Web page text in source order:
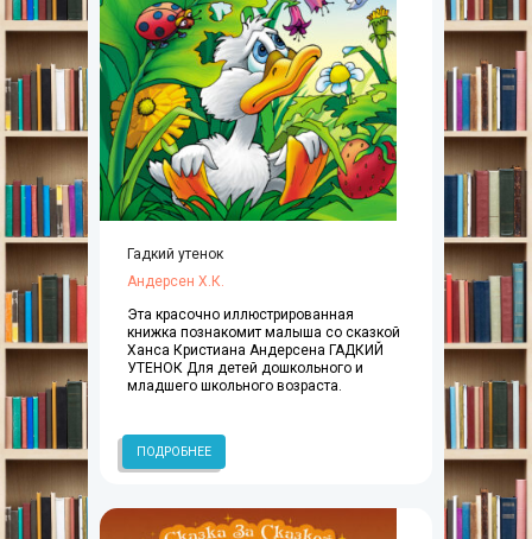
Гадкий утенок
Андерсен Х.К.
Эта красочно иллюстрированная
книжка познакомит малыша со сказкой
Ханса Кристиана Андерсена ГАДКИЙ
УТЕНОК Для детей дошкольного и
младшего школьного возраста.
ПОДРОБНЕЕ